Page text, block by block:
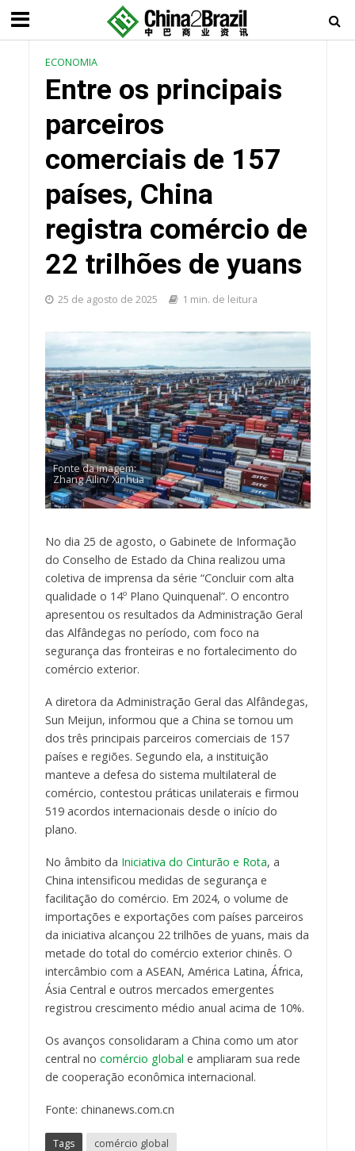
ECONOMIA
Entre os principais
parceiros
comerciais de 157
países, China
registra comércio de
22 trilhões de yuans
25 de agosto de 2025 1 min. de leitura
Fonte da imagem:
Zhang Ailin/ Xinhua
No dia 25 de agosto, o Gabinete de Informação
do Conselho de Estado da China realizou uma
coletiva de imprensa da série “Concluir com alta
qualidade o 14º Plano Quinquenal”. O encontro
apresentou os resultados da Administração Geral
das Alfândegas no período, com foco na
segurança das fronteiras e no fortalecimento do
comércio exterior.
A diretora da Administração Geral das Alfândegas,
Sun Meijun, informou que a China se tornou um
dos três principais parceiros comerciais de 157
países e regiões. Segundo ela, a instituição
manteve a defesa do sistema multilateral de
comércio, contestou práticas unilaterais e firmou
519 acordos internacionais desde o início do
plano.
No âmbito da Iniciativa do Cinturão e Rota, a
China intensificou medidas de segurança e
facilitação do comércio. Em 2024, o volume de
importações e exportações com países parceiros
da iniciativa alcançou 22 trilhões de yuans, mais da
metade do total do comércio exterior chinês. O
intercâmbio com a ASEAN, América Latina, África,
Ásia Central e outros mercados emergentes
registrou crescimento médio anual acima de 10%.
Os avanços consolidaram a China como um ator
central no comércio global e ampliaram sua rede
de cooperação econômica internacional.
Fonte: chinanews.com.cn
Tags
comércio global